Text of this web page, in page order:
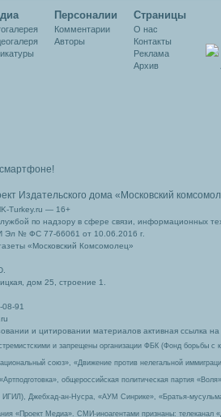
Персоналии
Комментарии
Авторы
Cтраницы
О нас
Контакты
Реклама
Архив
Издательского дома «Московский
Turkey.ru — 16+
по надзору в сфере связи, информационных
Эл № ФС 77-66061 от 10.06.2016 г.
«Московский Комсомолец»
дом 25, строение 1.
08-91
и цитировании материалов активная ссылка на
и запрещены организации ФБК (Фонд борьбы
союз», «Движение против нелегальной
общероссийская политическая партия
ИГИЛ), Джебхад-ан-Нусра, «АУМ Синрике», «Братья-
«Проект Медиа». СМИ-иноагентами признаны: